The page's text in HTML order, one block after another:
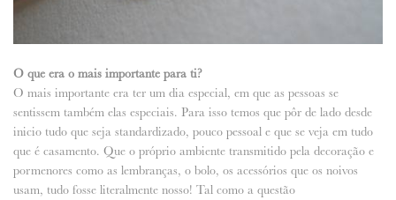
O que era o mais importante para ti?
O mais importante era ter um dia especial, em que as pessoas se
sentissem também elas especiais. Para isso temos que pôr de lado desde
inicio tudo que seja standardizado, pouco pessoal e que se veja em tudo
que é casamento. Que o próprio ambiente transmitido pela decoração e
pormenores como as lembranças, o bolo, os acessórios que os noivos
usam, tudo fosse literalmente nosso! Tal como a questão